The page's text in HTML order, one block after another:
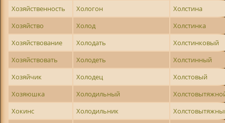
Хозяйственность
Хологон
Холстина
Хозяйство
Холод
Холстинка
Хозяйствование
Холодать
Холстинковый
Хозяйствовать
Холодеть
Холстинный
Хозяйчик
Холодец
Холстовый
Хозяюшка
Холодильный
Хокинс
Холодильник